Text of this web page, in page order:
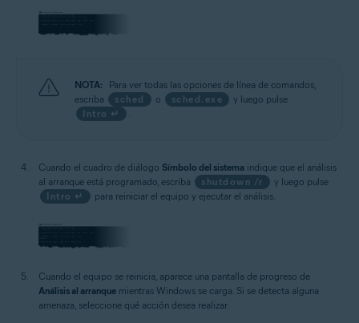
NOTA:
Para ver todas las opciones de línea de comandos,
escriba
sched o sched.exe
y luego pulse
Intro ↵
Cuando el cuadro de diálogo Símbolo del sistema indique que el análisis
al arranque está programado, escriba
shutdown /r
y luego pulse
Intro ↵
para reiniciar el equipo y ejecutar el análisis.
Cuando el equipo se reinicia, aparece una pantalla de progreso de
Análisis al arranque mientras Windows se carga. Si se detecta alguna
amenaza, seleccione qué acción desea realizar.